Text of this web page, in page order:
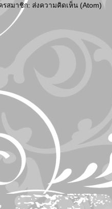
รสมาชิก: ส่งความคิดเห็น (Atom)